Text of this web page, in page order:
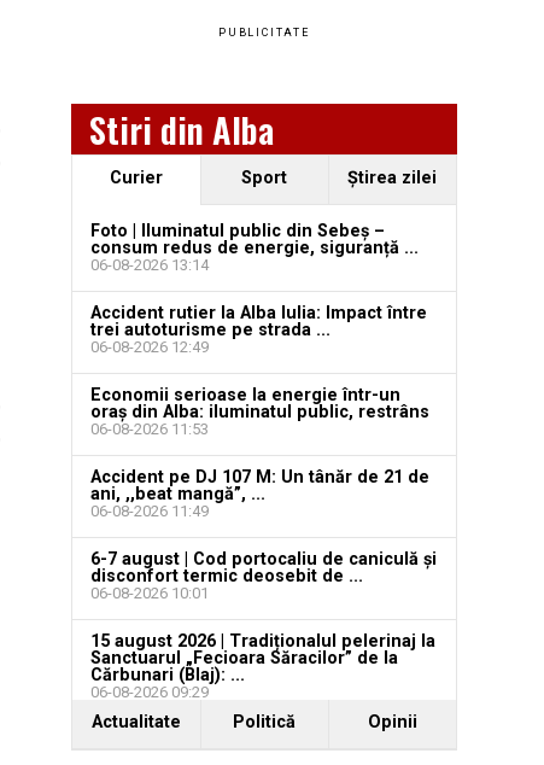
PUBLICITATE
Stiri din Alba
Curier Sport Ştirea zilei
Foto | Iluminatul public din Sebeș –
consum redus de energie, siguranță ...
06-08-2026 13:14
Accident rutier la Alba Iulia: Impact între
trei autoturisme pe strada ...
06-08-2026 12:49
Economii serioase la energie într-un
oraș din Alba: iluminatul public, restrâns
06-08-2026 11:53
Accident pe DJ 107 M: Un tânăr de 21 de
ani, ,,beat mangă”, ...
06-08-2026 11:49
6-7 august | Cod portocaliu de caniculă și
disconfort termic deosebit de ...
06-08-2026 10:01
15 august 2026 | Tradiționalul pelerinaj la
Sanctuarul „Fecioara Săracilor” de la
Cărbunari (Blaj): ...
06-08-2026 09:29
Actualitate Politică Opinii